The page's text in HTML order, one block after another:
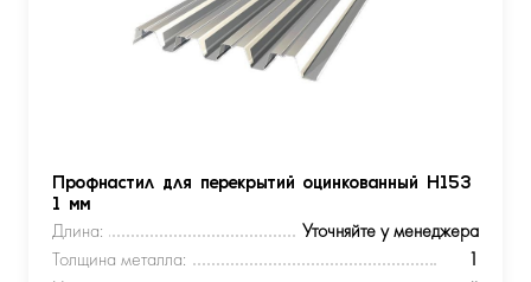
Профнастил для перекрытий оцинкованный Н153
1 мм
Длина:
Уточняйте у менеджера
Толщина металла:
1